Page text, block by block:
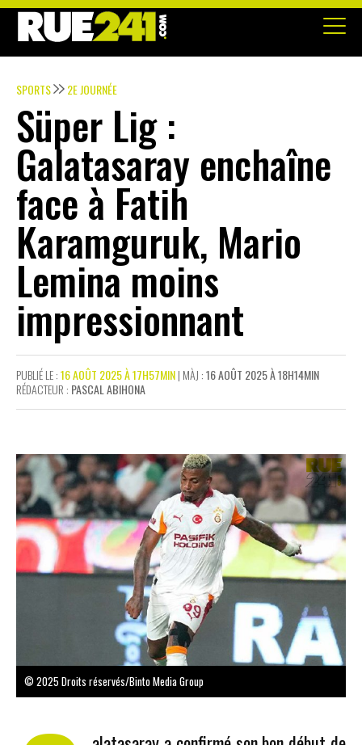
SPORTS 2E JOURNÉE
Süper Lig :
Galatasaray enchaîne
face à Fatih
Karamguruk, Mario
Lemina moins
impressionnant
PUBLIÉ LE :16 AOÛT 2025 À 17H57MIN| MÀJ :16 AOÛT 2025 À 18H14MIN
RÉDACTEUR : PASCAL ABIHONA
© 2025 Droits réservés/Binto Media Group